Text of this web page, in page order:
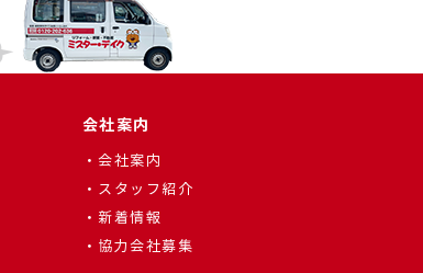
会社案内
会社案内
スタッフ紹介
新着情報
協力会社募集